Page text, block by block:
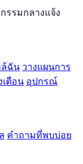
รมกลางแจ้ง
ล้ฉัน วางแผนการ
เตือน อุปกรณ์
คำถามที่พบบ่อย